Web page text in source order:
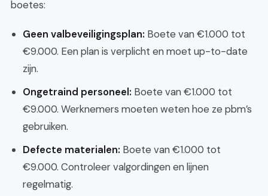
boetes:
Geen valbeveiligingsplan: Boete van €1.000 tot
€9.000. Een plan is verplicht en moet up-to-date
zijn.
Ongetraind personeel: Boete van €1.000 tot
€9.000. Werknemers moeten weten hoe ze pbm’s
gebruiken.
Defecte materialen: Boete van €1.000 tot
€9.000. Controleer valgordingen en lijnen
regelmatig.